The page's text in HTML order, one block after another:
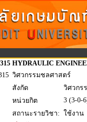
HYDRAULIC
วิศวกรรมชลศาสตร์
สังกัด
วิศวกร
หน่วยกิต
3 (3-0-
สถานะรายวิชา: ใช้งาน